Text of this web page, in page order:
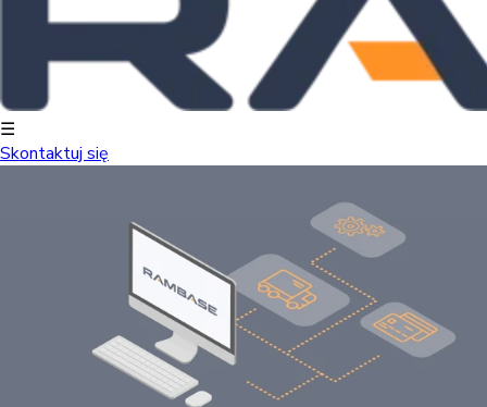
☰
Skontaktuj się